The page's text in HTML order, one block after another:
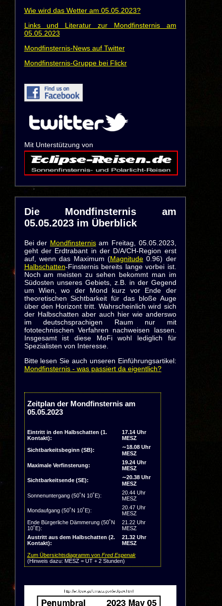
Wie wird das Wetter am 05.05.2023?
Links und Literatur zur Mondfinsternis am
05.05.2023
Mondfinsternis-News auf Twitter
Mondfinsternis-Gruppe bei Flickr
Mit Unterstützung von
Die Mondfinsternis am
05.05.2023 im Überblick
Bei der Mondfinsternisam Freitag, 05.05.2023,
geht der Erdtrabant in der D/A/CH-Region erst
auf, wenn das Maximum (Magnitude0.96) der
Halbschatten-Finsternis bereits lange vorbei ist.
Noch am meisten zu sehen bekommt man im
Südosten unseres Gebiets, z.B. in der Gegend
um Wien, wo der Mond kurz vor Ende der
theoretischen Sichtbarkeit für das bloße Auge
über den Horizont tritt. Wahrscheinlich wird sich
der Halbschatten aber auch hier wie anderswo
im deutschsprachigen Raum nur mit
fototechnischen Verfahren nachweisen lassen.
Insgesamt ist diese MoFi wohl lediglich für
Spezialisten von Interesse.
Bitte lesen Sie auch unseren Einführungsartikel:
Mondfinsternis - was passiert da eigentlich?
Zeitplan der Mondfinsternis am
05.05.2023
Eintritt in den Halbschatten (1.
Kontakt):
17.14 Uhr
MESZ
Sichtbarkeitsbeginn (SB):
∼18.08 Uhr
MESZ
Maximale Verfinsterung:
19.24 Uhr
MESZ
Sichtbarkeitsende (SE):
∼20.38 Uhr
MESZ
Sonnenuntergang (50˚N 10˚E):
20.44 Uhr
MESZ
Mondaufgang (50˚N 10˚E):
20.47 Uhr
MESZ
Ende Bürgerliche Dämmerung (50˚N
10˚E):
21.22 Uhr
MESZ
Austritt aus dem Halbschatten (2.
Kontakt):
21.32 Uhr
MESZ
Zum Übersichtsdiagramm von Fred Espenak
(Hinweis dazu: MESZ = UT + 2 Stunden)